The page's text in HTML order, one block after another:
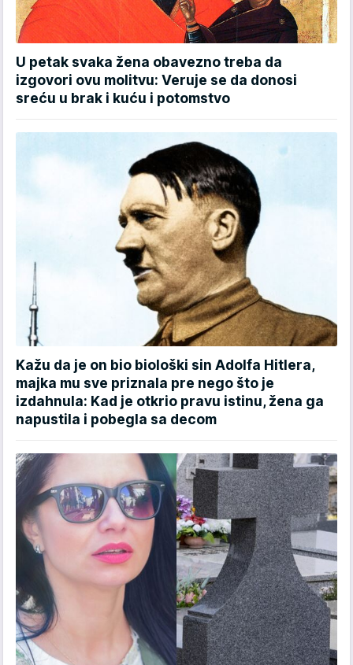
U petak svaka žena obavezno treba da
izgovori ovu molitvu: Veruje se da donosi
sreću u brak i kuću i potomstvo
Kažu da je on bio biološki sin Adolfa Hitlera,
majka mu sve priznala pre nego što je
izdahnula: Kad je otkrio pravu istinu, žena ga
napustila i pobegla sa decom